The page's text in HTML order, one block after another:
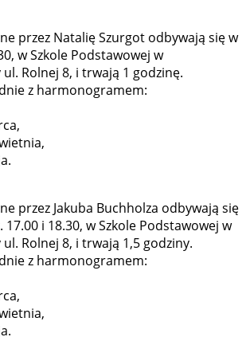
przez Natalię Szurgot odbywają się w
w Szkole Podstawowej w
Rolnej 8, i trwają 1 godzinę.
z harmonogramem:
przez Jakuba Buchholza odbywają się
i 18.30, w Szkole Podstawowej w
Rolnej 8, i trwają 1,5 godziny.
z harmonogramem: